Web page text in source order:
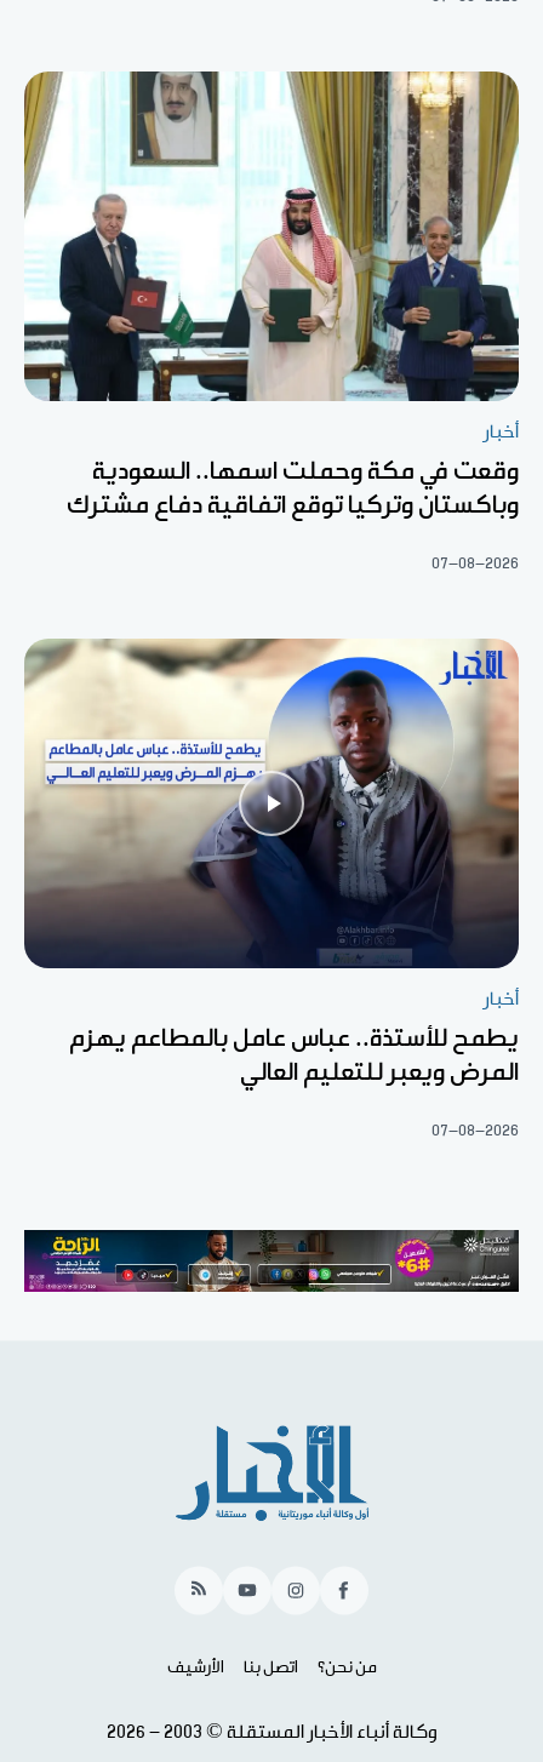
أخبار
وقعت في مكة وحملت اسمها.. السعودية
وباكستان وتركيا توقع اتفاقية دفاع مشترك
07-08-2026
أخبار
يطمح للأستذة.. عباس عامل بالمطاعم يهزم
المرض ويعبر للتعليم العالي
07-08-2026
Facebook
Instagram
YouTube
RSS
من نحن؟ اتصل بنا الأرشيف
وكالة أنباء الأخبار المستقلة © 2003 - 2026